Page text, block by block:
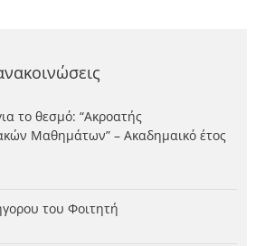
το θεσμό: “Ακροατής
Μαθημάτων” – Ακαδημαικό έτος
του Φοιτητή